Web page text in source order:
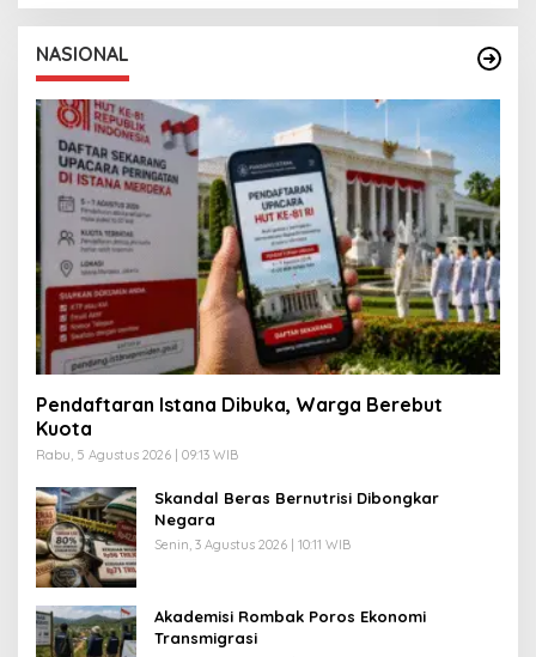
NASIONAL
Pendaftaran Istana Dibuka, Warga Berebut
Kuota
Rabu, 5 Agustus 2026 | 09:13 WIB
Skandal Beras Bernutrisi Dibongkar
Negara
Senin, 3 Agustus 2026 | 10:11 WIB
Akademisi Rombak Poros Ekonomi
Transmigrasi